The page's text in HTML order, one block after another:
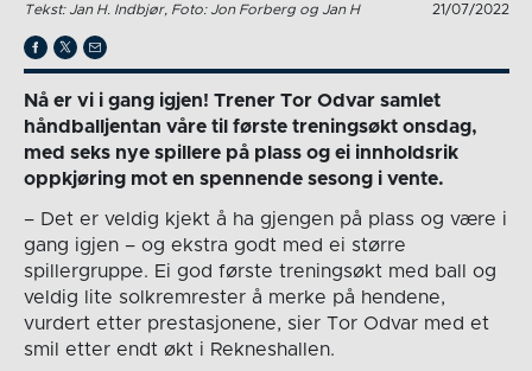
Tekst: Jan H. Indbjør, Foto: Jon Forberg og Jan H 21/07/2022
Nå er vi i gang igjen! Trener Tor Odvar samlet
håndballjentan våre til første treningsøkt onsdag,
med seks nye spillere på plass og ei innholdsrik
oppkjøring mot en spennende sesong i vente.
– Det er veldig kjekt å ha gjengen på plass og være i
gang igjen – og ekstra godt med ei større
spillergruppe. Ei god første treningsøkt med ball og
veldig lite solkremrester å merke på hendene,
vurdert etter prestasjonene, sier Tor Odvar med et
smil etter endt økt i Rekneshallen.